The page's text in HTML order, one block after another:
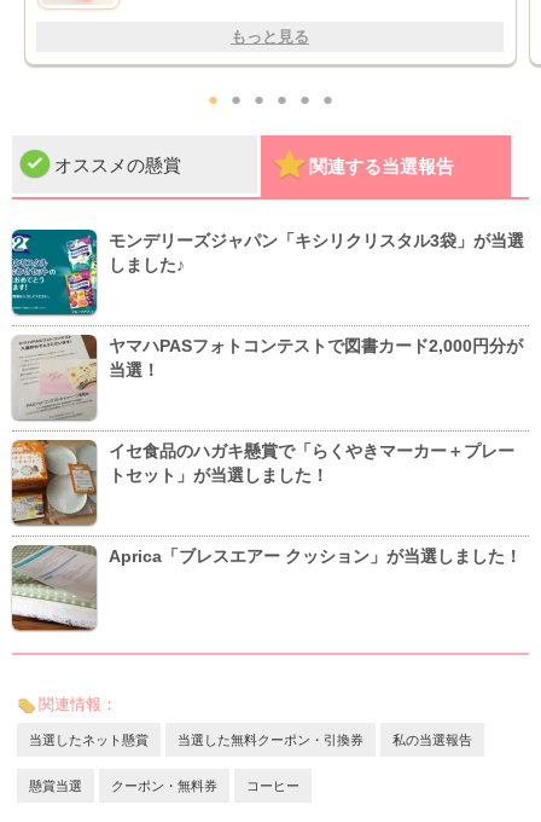
もっと見る
● ● ● ● ● ●
オススメの懸賞 関連する当選報告
モンデリーズジャパン「キシリクリスタル3袋」が当選
しました♪
ヤマハPASフォトコンテストで図書カード2,000円分が
当選！
イセ食品のハガキ懸賞で「らくやきマーカー＋プレー
トセット」が当選しました！
Aprica「ブレスエアー クッション」が当選しました！
関連情報：
当選したネット懸賞 当選した無料クーポン・引換券 私の当選報告
懸賞当選 クーポン・無料券 コーヒー